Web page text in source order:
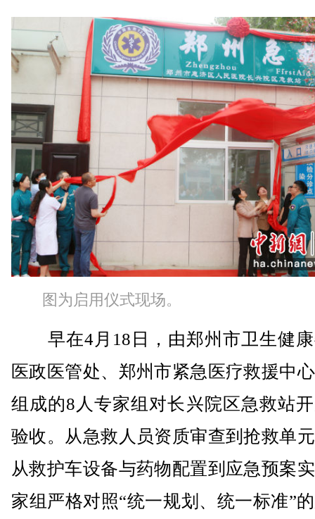
图为启用仪式现场。
早在4月18日，由郑州市卫生健康
医政医管处、郑州市紧急医疗救援中
组成的8人专家组对长兴院区急救站
验收。从急救人员资质审查到抢救单
从救护车设备与药物配置到应急预案
家组严格对照“统一规划、统一标准”